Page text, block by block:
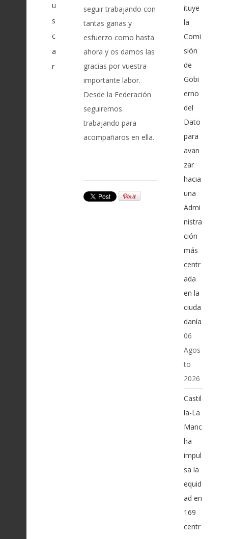
seguir trabajando con
tantas ganas y
esfuerzo como hasta
ahora y os damos las
gracias por vuestra
importante labor.
Desde la Federación
seguiremos
trabajando para
acompañaros en ella.
ituye
la
Comi
sión
de
Gobi
erno
del
Dato
para
avan
zar
hacia
una
Admi
nistra
ción
más
centr
ada
en la
ciuda
danía
06
Agos
to
2026
Castil
la-La
Manc
ha
impul
sa la
equid
ad en
169
centr
u
s
c
a
r